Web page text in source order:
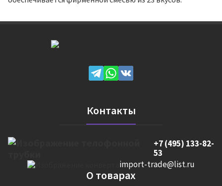
Контакты
+7 (495) 133-82-
53
import-trade@list.ru
О товарах